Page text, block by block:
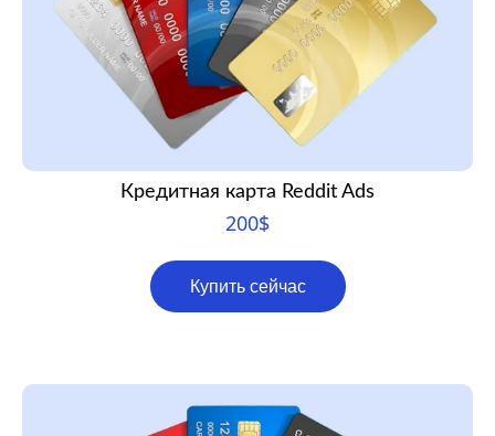
Кредитная карта Reddit Ads
200$
Купить сейчас